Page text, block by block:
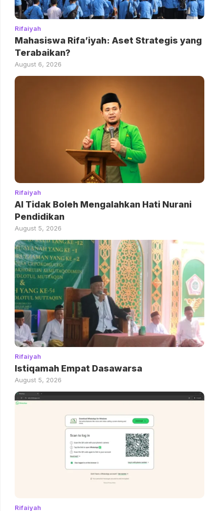
Rifaiyah
Mahasiswa Rifa’iyah: Aset Strategis yang
Terabaikan?
August 6, 2026
Rifaiyah
AI Tidak Boleh Mengalahkan Hati Nurani
Pendidikan
August 5, 2026
Rifaiyah
Istiqamah Empat Dasawarsa
August 5, 2026
Rifaiyah